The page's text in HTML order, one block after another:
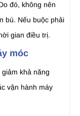
đó, không nên
bú. Nếu buộc phải
gian điều trị.
móc
khả năng
vận hành máy